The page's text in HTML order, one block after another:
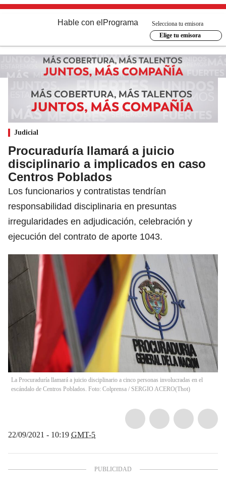
Hable con el Programa
Selecciona tu emisora
Elige tu emisora
Judicial
Procuraduría llamará a juicio
disciplinario a implicados en caso
Centros Poblados
Los funcionarios y contratistas tendrían
responsabilidad disciplinaria en presuntas
irregularidades en adjudicación, celebración y
ejecución del contrato de aporte 1043.
La Procuraduría llamará a juicio disciplinario a cinco personas involucradas en el
escándalo de Centros Poblados. Foto: Colprensa / SERGIO ACERO(Thot)
22/09/2021 - 10:19 GMT-5